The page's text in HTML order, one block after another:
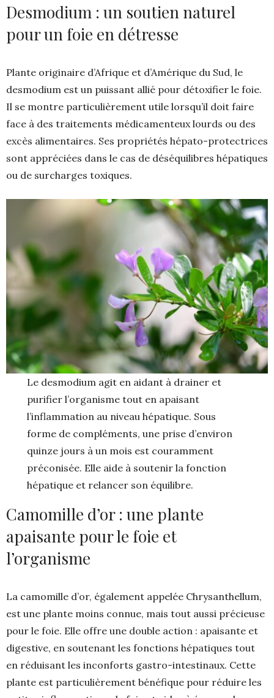
Desmodium : un soutien naturel
pour un foie en détresse
Plante originaire d’Afrique et d’Amérique du Sud, le
desmodium est un puissant allié pour détoxifier le foie.
Il se montre particulièrement utile lorsqu’il doit faire
face à des traitements médicamenteux lourds ou des
excès alimentaires. Ses propriétés hépato-protectrices
sont appréciées dans le cas de déséquilibres hépatiques
ou de surcharges toxiques.
Le desmodium agit en aidant à drainer et
purifier l’organisme tout en apaisant
l’inflammation au niveau hépatique. Sous
forme de compléments, une prise d’environ
quinze jours à un mois est couramment
préconisée. Elle aide à soutenir la fonction
hépatique et relancer son équilibre.
Camomille d’or : une plante
apaisante pour le foie et
l’organisme
La camomille d’or, également appelée Chrysanthellum,
est une plante moins connue, mais tout aussi précieuse
pour le foie. Elle offre une double action : apaisante et
digestive, en soutenant les fonctions hépatiques tout
en réduisant les inconforts gastro-intestinaux. Cette
plante est particulièrement bénéfique pour réduire les